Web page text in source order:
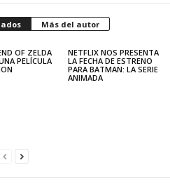
Más del autor
OF ZELDA
PELÍCULA
NETFLIX NOS PRESENTA
LA FECHA DE ESTRENO
PARA BATMAN: LA SERIE
ANIMADA